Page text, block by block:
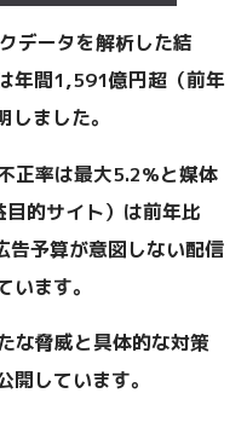
データを解析した結
年間1,591億円超（前年
ました。
正率は最大5.2%と媒体
的サイト）は前年比
予算が意図しない配信
ます。
な脅威と具体的な対策
しています。